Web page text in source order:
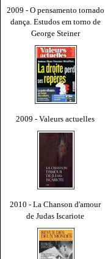
2009 - O pensamento tornado
dança. Estudos em torno de
George Steiner
2009 - Valeurs actuelles
2010 - La Chanson d'amour
de Judas Iscariote